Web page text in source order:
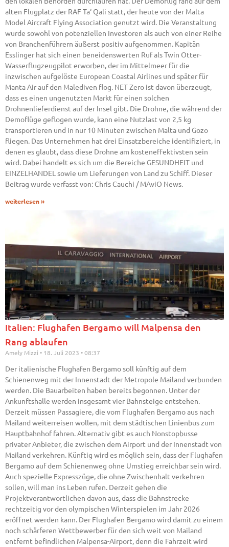
alten Flugplatz der RAF Ta‘ Qali statt, der heute von der Malta
Model Aircraft Flying Association genutzt wird. Die Veranstaltung
wurde sowohl von potenziellen Investoren als auch von einer Reihe
von Branchenführern äußerst positiv aufgenommen. Kapitän
Esslinger hat sich einen beneidenswerten Ruf als Twin Otter-
Wasserflugzeugpilot erworben, der im Mittelmeer für die
inzwischen aufgelöste European Coastal Airlines und später für
Manta Air auf den Malediven flog. NET Zero ist davon überzeugt,
dass es einen ungenutzten Markt für einen solchen
Drohnenlieferdienst auf der Insel gibt. Die Drohne, die während der
Demoflüge geflogen wurde, kann eine Nutzlast von 2,5 kg
transportieren und in nur 10 Minuten zwischen Malta und Gozo
fliegen. Das Unternehmen hat drei Einsatzbereiche identifiziert, in
denen es glaubt, dass diese Drohne am kosteneffektivsten sein
wird. Dabei handelt es sich um die Bereiche GESUNDHEIT und
EINZELHANDEL sowie um Lieferungen von Land zu Schiff. Dieser
Beitrag wurde verfasst von: Chris Cauchi / MAviO News.
weiterlesen »
Italien: Flughafen Bergamo will Malpensa den
Rang ablaufen
Amely Mizzi 18. Juli 2023 08:37
Der italienische Flughafen Bergamo soll künftig auf dem
Schienenweg mit der Innenstadt der Metropole Mailand verbunden
werden. Die Bauarbeiten haben bereits begonnen. Unter der
Ankunftshalle werden insgesamt vier Bahnsteige entstehen.
Derzeit müssen Passagiere, die vom Flughafen Bergamo aus nach
Mailand weiterreisen wollen, mit dem städtischen Linienbus zum
Hauptbahnhof fahren. Alternativ gibt es auch Nonstopbusse
privater Anbieter, die zwischen dem Airport und der Innenstadt von
Mailand verkehren. Künftig wird es möglich sein, dass der Flughafen
Bergamo auf dem Schienenweg ohne Umstieg erreichbar sein wird.
Auch spezielle Expresszüge, die ohne Zwischenhalt verkehren
sollen, will man ins Leben rufen. Derzeit gehen die
Projektverantwortlichen davon aus, dass die Bahnstrecke
rechtzeitig vor den olympischen Winterspielen im Jahr 2026
eröffnet werden kann. Der Flughafen Bergamo wird damit zu einem
noch schärferen Wettbewerber für den sich weit von Mailand
entfernt befindlichen Malpensa-Airport, denn die Fahrzeit wird